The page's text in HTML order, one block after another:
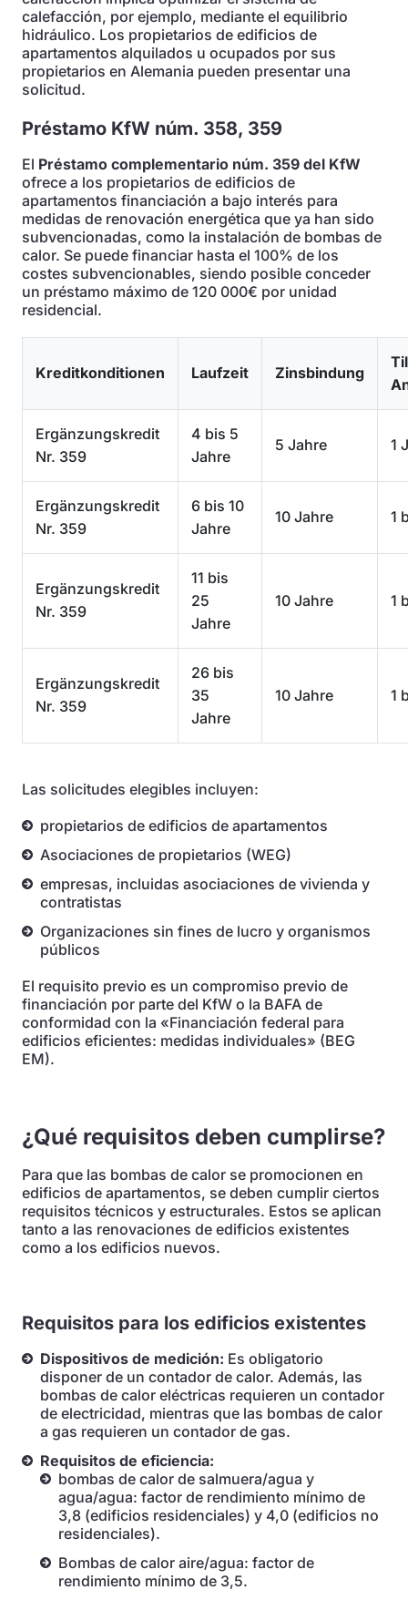
calefacción, por ejemplo, mediante el equilibrio
hidráulico. Los propietarios de edificios de
apartamentos alquilados u ocupados por sus
propietarios en Alemania pueden presentar una
solicitud.
Préstamo KfW núm. 358, 359
El Préstamo complementario núm. 359 del KfW
ofrece a los propietarios de edificios de
apartamentos financiación a bajo interés para
medidas de renovación energética que ya han sido
subvencionadas, como la instalación de bombas de
calor. Se puede financiar hasta el 100% de los
costes subvencionables, siendo posible conceder
un préstamo máximo de 120 000€ por unidad
residencial.
Kreditkonditionen Laufzeit Zinsbindung
Ergänzungskredit
Nr. 359
4 bis 5
Jahre
5 Jahre 1
Ergänzungskredit
Nr. 359
6 bis 10
Jahre
10 Jahre 1
Ergänzungskredit
Nr. 359
11 bis
25
Jahre
10 Jahre 1
Ergänzungskredit
Nr. 359
26 bis
35
Jahre
10 Jahre 1
Las solicitudes elegibles incluyen:
propietarios de edificios de apartamentos
Asociaciones de propietarios (WEG)
empresas, incluidas asociaciones de vivienda y
contratistas
Organizaciones sin fines de lucro y organismos
públicos
El requisito previo es un compromiso previo de
financiación por parte del KfW o la BAFA de
conformidad con la «Financiación federal para
edificios eficientes: medidas individuales» (BEG
EM).
¿Qué requisitos deben cumplirse?
Para que las bombas de calor se promocionen en
edificios de apartamentos, se deben cumplir ciertos
requisitos técnicos y estructurales. Estos se aplican
tanto a las renovaciones de edificios existentes
como a los edificios nuevos.
Requisitos para los edificios existentes
Dispositivos de medición: Es obligatorio
disponer de un contador de calor. Además, las
bombas de calor eléctricas requieren un contador
de electricidad, mientras que las bombas de calor
a gas requieren un contador de gas.
Requisitos de eficiencia:
bombas de calor de salmuera/agua y
agua/agua: factor de rendimiento mínimo de
3,8 (edificios residenciales) y 4,0 (edificios no
residenciales).
Bombas de calor aire/agua: factor de
rendimiento mínimo de 3,5.